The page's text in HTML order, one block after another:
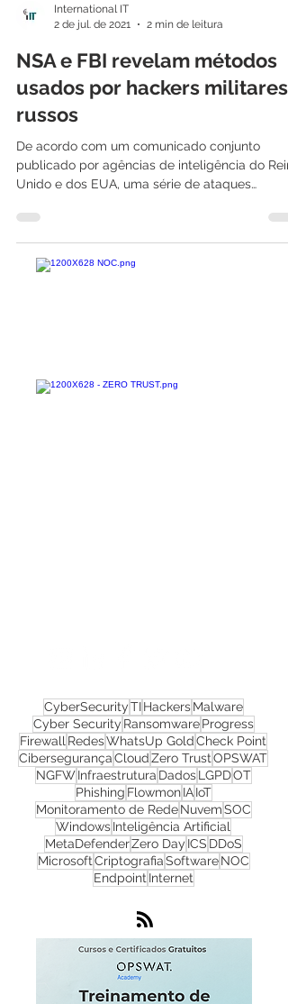
International IT
2 de jul. de 2021
2 min de leitura
NSA e FBI revelam métodos
russos
De acordo com um comunicado conjunto
publicado por agências de inteligência do
CyberSecurityTIHackersMalware
Cyber SecurityRansomwareProgress
FirewallRedesWhatsUp GoldCheck Point
CibersegurançaCloudZero TrustOPSWAT
NGFWInfraestruturaDadosLGPDOT
PhishingFlowmonIAIoT
Monitoramento de RedeNuvemSOC
WindowsInteligência Artificial
MetaDefenderZero DayICS
EndpointInternet